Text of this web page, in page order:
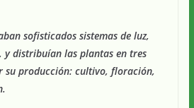
sofisticados sistemas de luz,
distribuían las plantas en tres
su producción: cultivo, floración,